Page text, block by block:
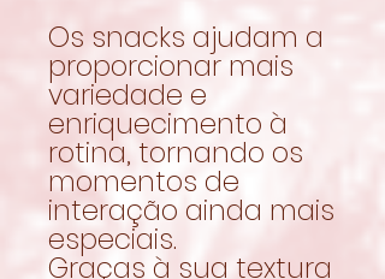
Os snacks ajudam a
proporcionar mais
variedade e
enriquecimento à
rotina, tornando os
momentos de
interação ainda mais
especiais.
Graças à sua textura